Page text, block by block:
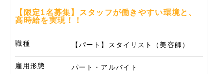
【限定1名募集】スタッフが働きやすい環境と、
高時給を実現！！
職種 【パート】スタイリスト（美容師）
雇用形態 パート・アルバイト